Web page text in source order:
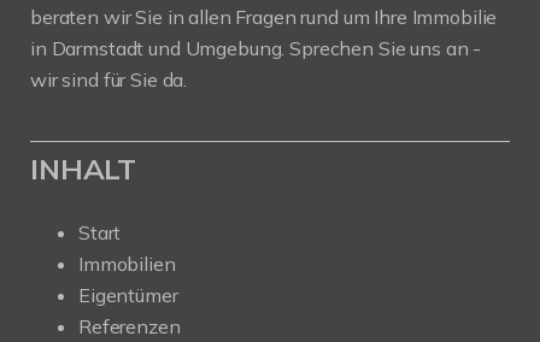
beraten wir Sie in allen Fragen rund um Ihre Immobilie
in Darmstadt und Umgebung. Sprechen Sie uns an -
wir sind für Sie da.
INHALT
Start
Immobilien
Eigentümer
Referenzen